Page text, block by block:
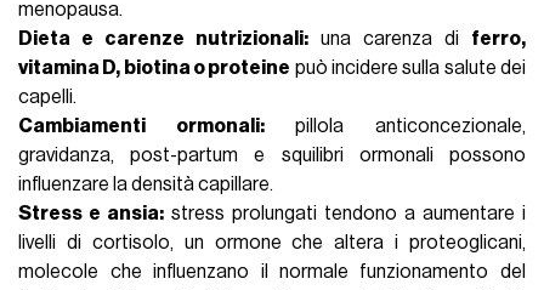
menopausa.
Dieta e carenze nutrizionali: una carenza di ferro,
vitamina D, biotina o proteine può incidere sulla salute dei
capelli.
Cambiamenti ormonali:pillola anticoncezionale,
gravidanza, post-partum e squilibri ormonali possono
influenzare la densità capillare.
Stress e ansia: stress prolungati tendono a aumentare i
livelli di cortisolo, un ormone che altera i proteoglicani,
molecole che influenzano il normale funzionamento del